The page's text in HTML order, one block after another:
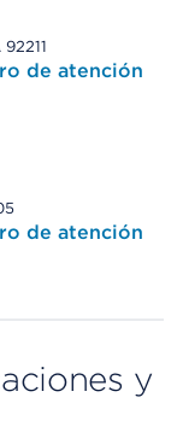
de atención
de atención
y